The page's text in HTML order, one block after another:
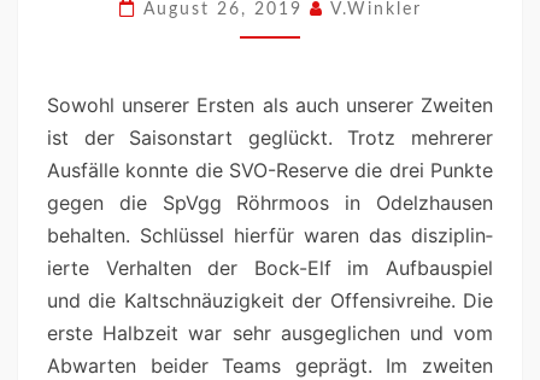
August 26, 2019 V.Winkler
Sowohl unser­er Ersten als auch unser­er Zweit­en
ist der Saison­start geglückt. Trotz mehrerer
Aus­fälle kon­nte die SVO-Reserve die drei Punk­te
gegen die SpVgg Röhrmoos in Odelzhausen
behal­ten. Schlüs­sel hier­für waren das diszi­plin­
ierte Ver­hal­ten der Bock-Elf im Auf­baus­piel
und die Kaltschnäuzigkeit der Offen­sivrei­he. Die
erste Hal­bzeit war sehr aus­geglichen und vom
Abwarten bei­der Teams geprägt. Im zweit­en